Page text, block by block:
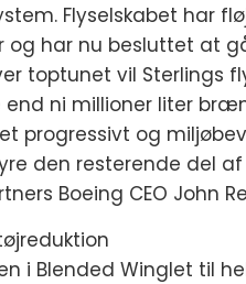
Flyselskabet har
og har nu besluttet at
toptunet vil Sterlings
end ni millioner liter
progressivt og
den resterende del
Boeing CEO John
i Blended Winglet til